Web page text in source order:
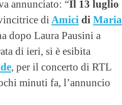
annunciato: “Il 13 luglio
di Amici di Maria
dopo Laura Pausini a
di ieri, si è esibita
, per il concerto di RTL
minuti fa, l’annuncio